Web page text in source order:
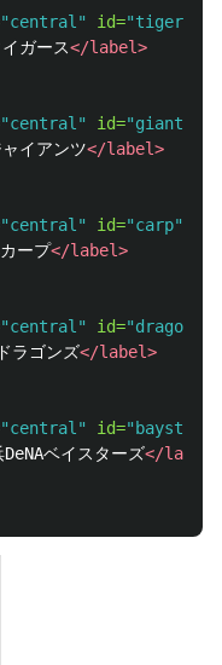
"central" id="tigers"
ガース</label>
"central" id="giants"
イアンツ</label>
"central" id="carp"
ープ</label>
"central" id="dragons"
ラゴンズ</label>
"central" id="baystars"
DeNAベイスターズ</label>